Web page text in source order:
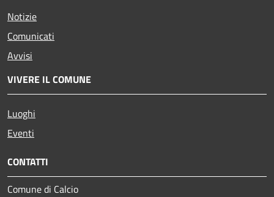
Notizie
Comunicati
Avvisi
VIVERE IL COMUNE
Luoghi
Eventi
CONTATTI
Comune di Calcio